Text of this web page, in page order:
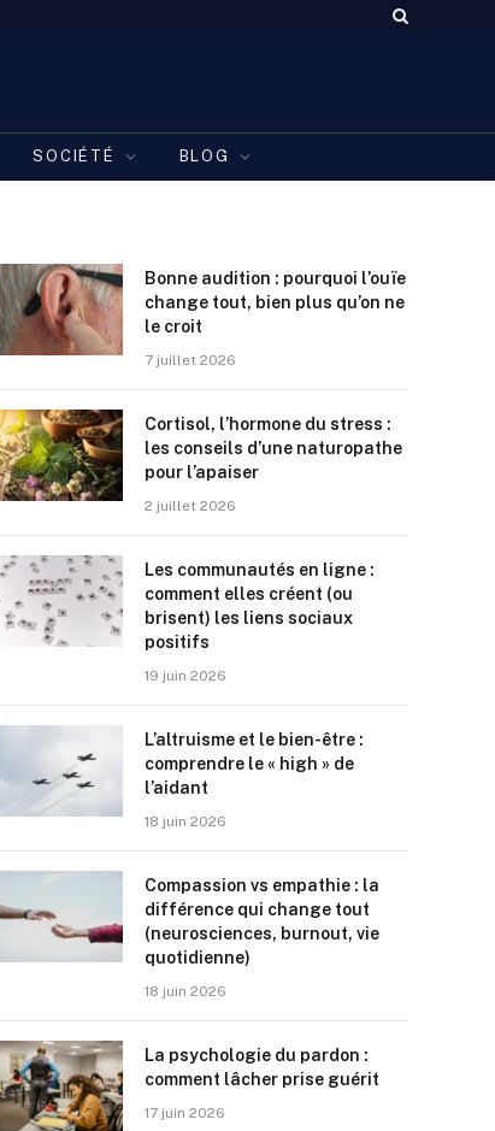
SOCIÉTÉ BLOG
Bonne audition : pourquoi l’ouïe
change tout, bien plus qu’on ne
le croit
7 juillet 2026
Cortisol, l’hormone du stress :
les conseils d’une naturopathe
pour l’apaiser
2 juillet 2026
Les communautés en ligne :
comment elles créent (ou
brisent) les liens sociaux
positifs
19 juin 2026
L’altruisme et le bien-être :
comprendre le « high » de
l’aidant
18 juin 2026
Compassion vs empathie : la
différence qui change tout
(neurosciences, burnout, vie
quotidienne)
18 juin 2026
La psychologie du pardon :
comment lâcher prise guérit
17 juin 2026